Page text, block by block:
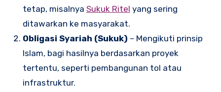
tetap, misalnya Sukuk Ritel yang sering
ditawarkan ke masyarakat.
Obligasi Syariah (Sukuk) – Mengikuti prinsip
Islam, bagi hasilnya berdasarkan proyek
tertentu, seperti pembangunan tol atau
infrastruktur.